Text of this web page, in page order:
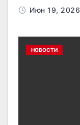
Июн 19, 2026
НОВОСТИ